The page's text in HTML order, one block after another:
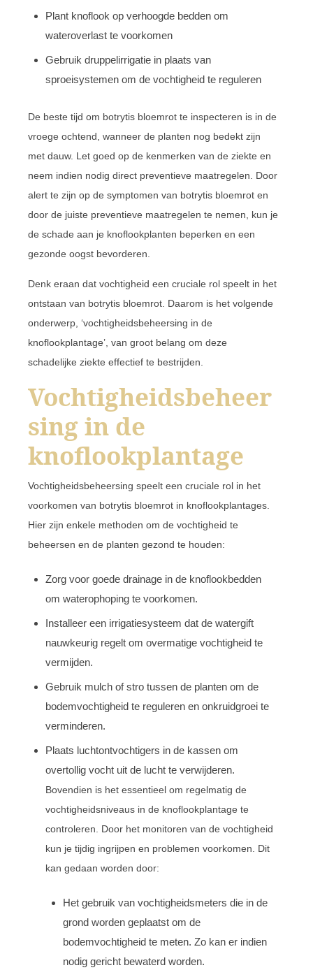
Plant knoflook op verhoogde bedden om
wateroverlast te voorkomen
Gebruik druppelirrigatie in plaats van
sproeisystemen om de vochtigheid te reguleren
De beste tijd om botrytis bloemrot te inspecteren is in de
vroege ochtend, wanneer de planten nog bedekt zijn
met dauw. Let goed op de kenmerken van de ziekte en
neem indien nodig direct preventieve maatregelen. Door
alert te zijn op de symptomen van botrytis bloemrot en
door de juiste preventieve maatregelen te nemen, kun je
de schade aan je knoflookplanten beperken en een
gezonde oogst bevorderen.
Denk eraan dat vochtigheid een cruciale rol speelt in het
ontstaan van botrytis bloemrot. Daarom is het volgende
onderwerp, ‘vochtigheidsbeheersing in de
knoflookplantage’, van groot belang om deze
schadelijke ziekte effectief te bestrijden.
Vochtigheidsbeheer
sing in de
knoflookplantage
Vochtigheidsbeheersing speelt een cruciale rol in het
voorkomen van botrytis bloemrot in knoflookplantages.
Hier zijn enkele methoden om de vochtigheid te
beheersen en de planten gezond te houden:
Zorg voor goede drainage in de knoflookbedden
om waterophoping te voorkomen.
Installeer een irrigatiesysteem dat de watergift
nauwkeurig regelt om overmatige vochtigheid te
vermijden.
Gebruik mulch of stro tussen de planten om de
bodemvochtigheid te reguleren en onkruidgroei te
verminderen.
Plaats luchtontvochtigers in de kassen om
overtollig vocht uit de lucht te verwijderen.
Bovendien is het essentieel om regelmatig de
vochtigheidsniveaus in de knoflookplantage te
controleren. Door het monitoren van de vochtigheid
kun je tijdig ingrijpen en problemen voorkomen. Dit
kan gedaan worden door:
Het gebruik van vochtigheidsmeters die in de
grond worden geplaatst om de
bodemvochtigheid te meten. Zo kan er indien
nodig gericht bewaterd worden.